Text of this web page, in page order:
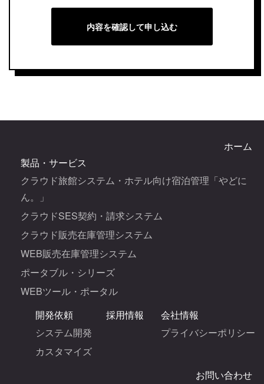
ホーム
製品・サービス
クラウド旅館システム・ホテル向け宿泊管理「やどに
ん。」
クラウドSES契約・請求システム
クラウド販売在庫管理システム
WEB販売在庫管理システム
ポータブル・シリーズ
WEBツール・ポータル
開発依頼
システム開発
カスタマイズ
採用情報
会社情報
プライバシーポリシー
お問い合わせ